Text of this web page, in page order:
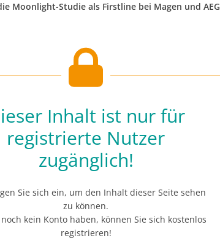
Moonlight-Studie als Firstline bei Magen und
Inhalt ist nur für
registrierte Nutzer
zugänglich!
Sie sich ein, um den Inhalt dieser Seite sehen
zu können.
noch kein Konto haben, können Sie sich kostenlos
registrieren!